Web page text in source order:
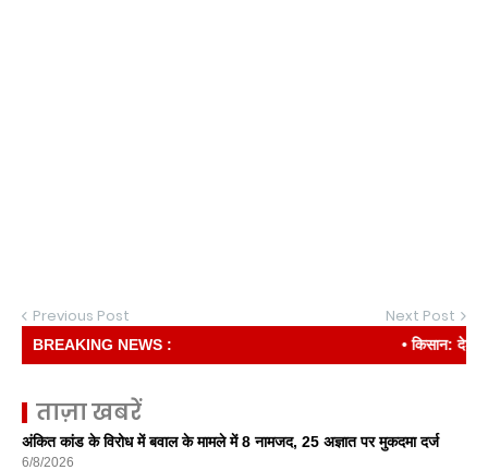
Previous Post Next Post
BREAKING NEWS : • किसान: देश की
ताज़ा खबरें
अंकित कांड के विरोध में बवाल के मामले में 8 नामजद, 25 अज्ञात पर मुकदमा दर्ज
6/8/2026